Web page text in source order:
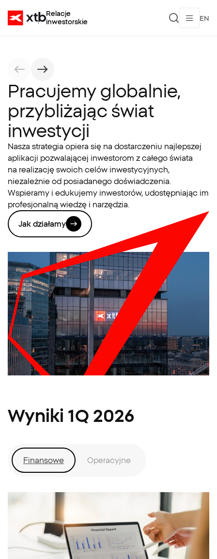
Relacje
inwestorskie
EN
Pracujemy globalnie,
przybliżając świat
inwestycji
Nasza strategia opiera się na dostarczeniu najlepszej
aplikacji pozwalającej inwestorom z całego świata
na realizację swoich celów inwestycyjnych,
niezależnie od posiadanego doświadczenia.
Wspieramy i edukujemy inwestorów, udostępniając im
profesjonalną wiedzę i narzędzia.
Jak działamy
Wyniki 1Q 2026
Finansowe Operacyjne